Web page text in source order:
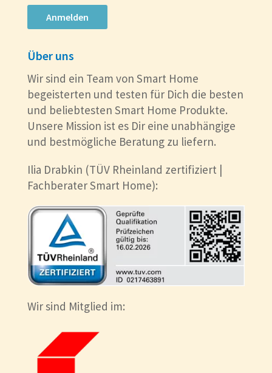
Anmelden
Über uns
Wir sind ein Team von Smart Home
begeisterten und testen für Dich die besten
und beliebtesten Smart Home Produkte.
Unsere Mission ist es Dir eine unabhängige
und bestmögliche Beratung zu liefern.
Ilia Drabkin (TÜV Rheinland zertifiziert |
Fachberater Smart Home):
Wir sind Mitglied im: